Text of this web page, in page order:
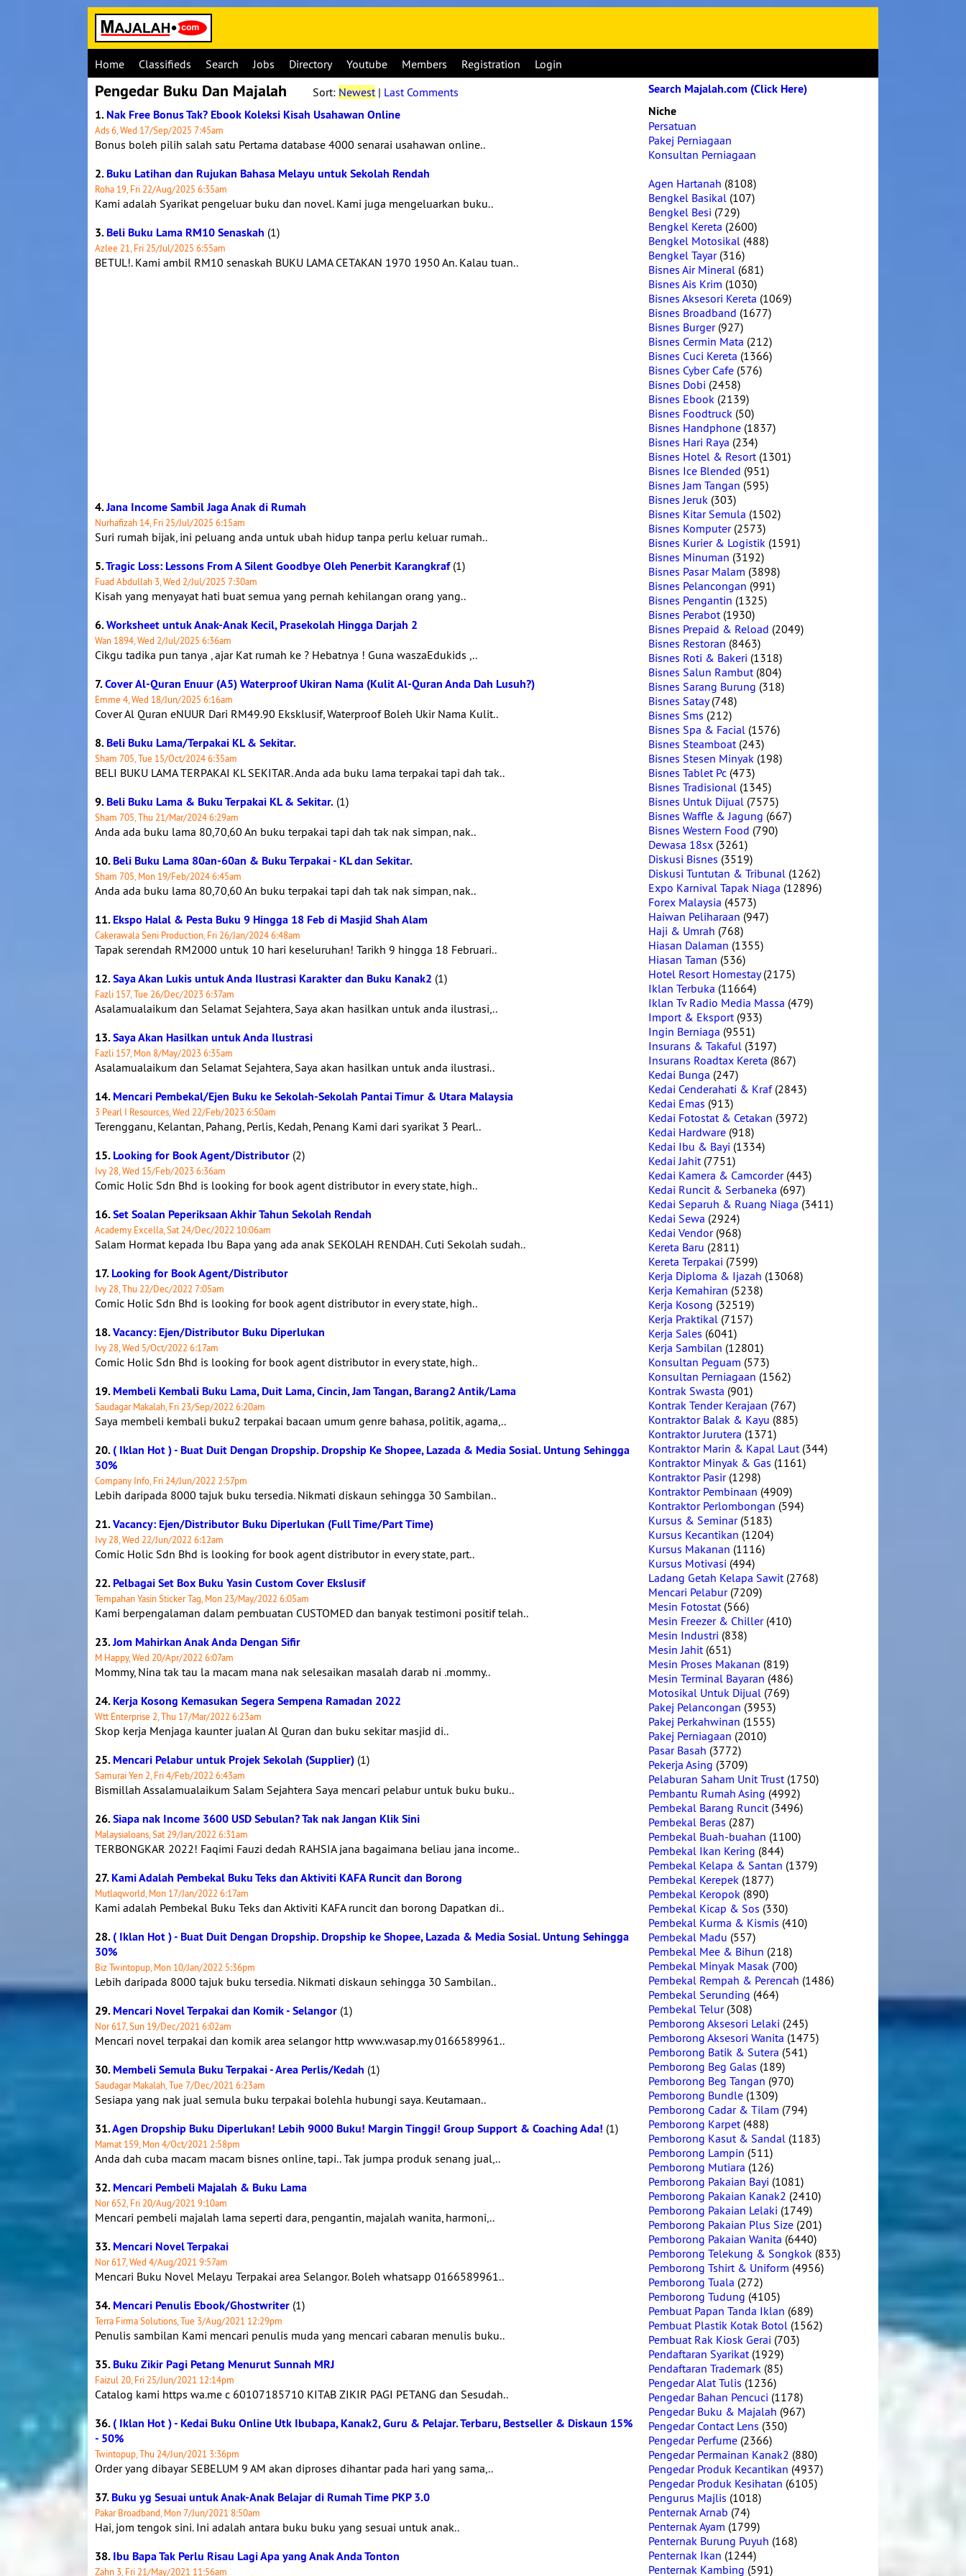
Home Classifieds Search Jobs Directory Youtube Members Registration Login
Pengedar Buku Dan Majalah Sort: Newest| Last Comments
1.Nak Free Bonus Tak? Ebook Koleksi Kisah Usahawan Online
Ads 6, Wed 17/Sep/2025 7:45am
Bonus boleh pilih salah satu Pertama database 4000 senarai usahawan online..
2.Buku Latihan dan Rujukan Bahasa Melayu untuk Sekolah Rendah
Roha 19, Fri 22/Aug/2025 6:35am
Kami adalah Syarikat pengeluar buku dan novel. Kami juga mengeluarkan buku..
3.Beli Buku Lama RM10 Senaskah (1)
Azlee 21, Fri 25/Jul/2025 6:55am
BETUL!. Kami ambil RM10 senaskah BUKU LAMA CETAKAN 1970 1950 An. Kalau tuan..
4.Jana Income Sambil Jaga Anak di Rumah
Nurhafizah 14, Fri 25/Jul/2025 6:15am
Suri rumah bijak, ini peluang anda untuk ubah hidup tanpa perlu keluar rumah..
5.Tragic Loss: Lessons From A Silent Goodbye Oleh Penerbit Karangkraf(1)
Fuad Abdullah 3, Wed 2/Jul/2025 7:30am
Kisah yang menyayat hati buat semua yang pernah kehilangan orang yang..
6.Worksheet untuk Anak-Anak Kecil, Prasekolah Hingga Darjah 2
Wan 1894, Wed 2/Jul/2025 6:36am
Cikgu tadika pun tanya , ajar Kat rumah ke ? Hebatnya ! Guna waszaEdukids ,..
7.Cover Al-Quran Enuur (A5) Waterproof Ukiran Nama (Kulit Al-Quran Anda Dah Lusuh?)
Emme 4, Wed 18/Jun/2025 6:16am
Cover Al Quran eNUUR Dari RM49.90 Eksklusif, Waterproof Boleh Ukir Nama Kulit..
8.Beli Buku Lama/Terpakai KL & Sekitar.
Sham 705, Tue 15/Oct/2024 6:35am
BELI BUKU LAMA TERPAKAI KL SEKITAR. Anda ada buku lama terpakai tapi dah tak..
9.Beli Buku Lama & Buku Terpakai KL & Sekitar. (1)
Sham 705, Thu 21/Mar/2024 6:29am
Anda ada buku lama 80,70,60 An buku terpakai tapi dah tak nak simpan, nak..
10.Beli Buku Lama 80an-60an & Buku Terpakai - KL dan Sekitar.
Sham 705, Mon 19/Feb/2024 6:45am
Anda ada buku lama 80,70,60 An buku terpakai tapi dah tak nak simpan, nak..
11.Ekspo Halal & Pesta Buku 9 Hingga 18 Feb di Masjid Shah Alam
Cakerawala Seni Production, Fri 26/Jan/2024 6:48am
Tapak serendah RM2000 untuk 10 hari keseluruhan! Tarikh 9 hingga 18 Februari..
12.Saya Akan Lukis untuk Anda Ilustrasi Karakter dan Buku Kanak2 (1)
Fazli 157, Tue 26/Dec/2023 6:37am
Asalamualaikum dan Selamat Sejahtera, Saya akan hasilkan untuk anda ilustrasi,..
13.Saya Akan Hasilkan untuk Anda Ilustrasi
Fazli 157, Mon 8/May/2023 6:35am
Asalamualaikum dan Selamat Sejahtera, Saya akan hasilkan untuk anda ilustrasi..
14.Mencari Pembekal/Ejen Buku ke Sekolah-Sekolah Pantai Timur & Utara Malaysia
3 Pearl I Resources, Wed 22/Feb/2023 6:50am
Terengganu, Kelantan, Pahang, Perlis, Kedah, Penang Kami dari syarikat 3 Pearl..
15.Looking for Book Agent/Distributor (2)
Ivy 28, Wed 15/Feb/2023 6:36am
Comic Holic Sdn Bhd is looking for book agent distributor in every state, high..
16.Set Soalan Peperiksaan Akhir Tahun Sekolah Rendah
Academy Excella, Sat 24/Dec/2022 10:06am
Salam Hormat kepada Ibu Bapa yang ada anak SEKOLAH RENDAH. Cuti Sekolah sudah..
17.Looking for Book Agent/Distributor
Ivy 28, Thu 22/Dec/2022 7:05am
Comic Holic Sdn Bhd is looking for book agent distributor in every state, high..
18.Vacancy: Ejen/Distributor Buku Diperlukan
Ivy 28, Wed 5/Oct/2022 6:17am
Comic Holic Sdn Bhd is looking for book agent distributor in every state, high..
19.Membeli Kembali Buku Lama, Duit Lama, Cincin, Jam Tangan, Barang2 Antik/Lama
Saudagar Makalah, Fri 23/Sep/2022 6:20am
Saya membeli kembali buku2 terpakai bacaan umum genre bahasa, politik, agama,..
20.( Iklan Hot ) - Buat Duit Dengan Dropship. Dropship Ke Shopee, Lazada & Media Sosial. Untung Sehingga
30%
Company Info, Fri 24/Jun/2022 2:57pm
Lebih daripada 8000 tajuk buku tersedia. Nikmati diskaun sehingga 30 Sambilan..
21.Vacancy: Ejen/Distributor Buku Diperlukan (Full Time/Part Time)
Ivy 28, Wed 22/Jun/2022 6:12am
Comic Holic Sdn Bhd is looking for book agent distributor in every state, part..
22.Pelbagai Set Box Buku Yasin Custom Cover Ekslusif
Tempahan Yasin Sticker Tag, Mon 23/May/2022 6:05am
Kami berpengalaman dalam pembuatan CUSTOMED dan banyak testimoni positif telah..
23.Jom Mahirkan Anak Anda Dengan Sifir
M Happy, Wed 20/Apr/2022 6:07am
Mommy, Nina tak tau la macam mana nak selesaikan masalah darab ni .mommy..
24.Kerja Kosong Kemasukan Segera Sempena Ramadan 2022
Wtt Enterprise 2, Thu 17/Mar/2022 6:23am
Skop kerja Menjaga kaunter jualan Al Quran dan buku sekitar masjid di..
25.Mencari Pelabur untuk Projek Sekolah (Supplier) (1)
Samurai Yen 2, Fri 4/Feb/2022 6:43am
Bismillah Assalamualaikum Salam Sejahtera Saya mencari pelabur untuk buku buku..
26.Siapa nak Income 3600 USD Sebulan? Tak nak Jangan Klik Sini
Malaysialoans, Sat 29/Jan/2022 6:31am
TERBONGKAR 2022! Faqimi Fauzi dedah RAHSIA jana bagaimana beliau jana income..
27.Kami Adalah Pembekal Buku Teks dan Aktiviti KAFA Runcit dan Borong
Mutlaqworld, Mon 17/Jan/2022 6:17am
Kami adalah Pembekal Buku Teks dan Aktiviti KAFA runcit dan borong Dapatkan di..
28.( Iklan Hot ) - Buat Duit Dengan Dropship. Dropship ke Shopee, Lazada & Media Sosial. Untung Sehingga
30%
Biz Twintopup, Mon 10/Jan/2022 5:36pm
Lebih daripada 8000 tajuk buku tersedia. Nikmati diskaun sehingga 30 Sambilan..
29.Mencari Novel Terpakai dan Komik - Selangor (1)
Nor 617, Sun 19/Dec/2021 6:02am
Mencari novel terpakai dan komik area selangor http www.wasap.my 0166589961..
30.Membeli Semula Buku Terpakai - Area Perlis/Kedah (1)
Saudagar Makalah, Tue 7/Dec/2021 6:23am
Sesiapa yang nak jual semula buku terpakai bolehla hubungi saya. Keutamaan..
31.Agen Dropship Buku Diperlukan! Lebih 9000 Buku! Margin Tinggi! Group Support & Coaching Ada! (1)
Mamat 159, Mon 4/Oct/2021 2:58pm
Anda dah cuba macam macam bisnes online, tapi.. Tak jumpa produk senang jual,..
32.Mencari Pembeli Majalah & Buku Lama
Nor 652, Fri 20/Aug/2021 9:10am
Mencari pembeli majalah lama seperti dara, pengantin, majalah wanita, harmoni,..
33.Mencari Novel Terpakai
Nor 617, Wed 4/Aug/2021 9:57am
Mencari Buku Novel Melayu Terpakai area Selangor. Boleh whatsapp 0166589961..
34.Mencari Penulis Ebook/Ghostwriter (1)
Terra Firma Solutions, Tue 3/Aug/2021 12:29pm
Penulis sambilan Kami mencari penulis muda yang mencari cabaran menulis buku..
35.Buku Zikir Pagi Petang Menurut Sunnah MRJ
Faizul 20, Fri 25/Jun/2021 12:14pm
Catalog kami https wa.me c 60107185710 KITAB ZIKIR PAGI PETANG dan Sesudah..
36.( Iklan Hot ) - Kedai Buku Online Utk Ibubapa, Kanak2, Guru & Pelajar. Terbaru, Bestseller & Diskaun 15%
- 50%
Twintopup, Thu 24/Jun/2021 3:36pm
Order yang dibayar SEBELUM 9 AM akan diproses dihantar pada hari yang sama,..
37.Buku yg Sesuai untuk Anak-Anak Belajar di Rumah Time PKP 3.0
Pakar Broadband, Mon 7/Jun/2021 8:50am
Hai, jom tengok sini. Ini adalah antara buku buku yang sesuai untuk anak..
38.Ibu Bapa Tak Perlu Risau Lagi Apa yang Anak Anda Tonton
Zahn 3, Fri 21/May/2021 11:56am
Search Majalah.com (Click Here)
Niche
Persatuan
Pakej Perniagaan
Konsultan Perniagaan
Agen Hartanah (8108)
Bengkel Basikal (107)
Bengkel Besi (729)
Bengkel Kereta (2600)
Bengkel Motosikal (488)
Bengkel Tayar(316)
Bisnes Air Mineral (681)
Bisnes Ais Krim (1030)
Bisnes Aksesori Kereta (1069)
Bisnes Broadband (1677)
Bisnes Burger(927)
Bisnes Cermin Mata (212)
Bisnes Cuci Kereta (1366)
Bisnes Cyber Cafe (576)
Bisnes Dobi (2458)
Bisnes Ebook (2139)
Bisnes Foodtruck (50)
Bisnes Handphone (1837)
Bisnes Hari Raya (234)
Bisnes Hotel & Resort(1301)
Bisnes Ice Blended (951)
Bisnes Jam Tangan (595)
Bisnes Jeruk (303)
Bisnes Kitar Semula (1502)
Bisnes Komputer(2573)
Bisnes Kurier & Logistik (1591)
Bisnes Minuman (3192)
Bisnes Pasar Malam (3898)
Bisnes Pelancongan (991)
Bisnes Pengantin (1325)
Bisnes Perabot(1930)
Bisnes Prepaid & Reload (2049)
Bisnes Restoran (8463)
Bisnes Roti & Bakeri (1318)
Bisnes Salun Rambut(804)
Bisnes Sarang Burung (318)
Bisnes Satay(748)
Bisnes Sms (212)
Bisnes Spa & Facial (1576)
Bisnes Steamboat(243)
Bisnes Stesen Minyak (198)
Bisnes Tablet Pc (473)
Bisnes Tradisional (1345)
Bisnes Untuk Dijual (7575)
Bisnes Waffle & Jagung (667)
Bisnes Western Food (790)
Dewasa 18sx (3261)
Diskusi Bisnes (3519)
Diskusi Tuntutan & Tribunal (1262)
Expo Karnival Tapak Niaga (12896)
Forex Malaysia (4573)
Haiwan Peliharaan (947)
Haji & Umrah (768)
Hiasan Dalaman (1355)
Hiasan Taman (536)
Hotel Resort Homestay(2175)
Iklan Terbuka (11664)
Iklan Tv Radio Media Massa (479)
Import & Eksport(933)
Ingin Berniaga (9551)
Insurans & Takaful (3197)
Insurans Roadtax Kereta (867)
Kedai Bunga (247)
Kedai Cenderahati & Kraf(2843)
Kedai Emas (913)
Kedai Fotostat & Cetakan (3972)
Kedai Hardware (918)
Kedai Ibu & Bayi (1334)
Kedai Jahit(7751)
Kedai Kamera & Camcorder(443)
Kedai Runcit & Serbaneka (697)
Kedai Separuh & Ruang Niaga (3411)
Kedai Sewa (2924)
Kedai Vendor(968)
Kereta Baru (2811)
Kereta Terpakai (7599)
Kerja Diploma & Ijazah (13068)
Kerja Kemahiran (5238)
Kerja Kosong (32519)
Kerja Praktikal (7157)
Kerja Sales (6041)
Kerja Sambilan (12801)
Konsultan Peguam (573)
Konsultan Perniagaan (1562)
Kontrak Swasta (901)
Kontrak Tender Kerajaan (767)
Kontraktor Balak & Kayu (885)
Kontraktor Jurutera (1371)
Kontraktor Marin & Kapal Laut(344)
Kontraktor Minyak & Gas (1161)
Kontraktor Pasir(1298)
Kontraktor Pembinaan (4909)
Kontraktor Perlombongan (594)
Kursus & Seminar(5183)
Kursus Kecantikan (1204)
Kursus Makanan (1116)
Kursus Motivasi (494)
Ladang Getah Kelapa Sawit(2768)
Mencari Pelabur(7209)
Mesin Fotostat(566)
Mesin Freezer & Chiller(410)
Mesin Industri (838)
Mesin Jahit(651)
Mesin Proses Makanan (819)
Mesin Terminal Bayaran (486)
Motosikal Untuk Dijual (769)
Pakej Pelancongan (3953)
Pakej Perkahwinan (1555)
Pakej Perniagaan (2010)
Pasar Basah (3772)
Pekerja Asing (3709)
Pelaburan Saham Unit Trust(1750)
Pembantu Rumah Asing (4992)
Pembekal Barang Runcit(3496)
Pembekal Beras (287)
Pembekal Buah-buahan (1100)
Pembekal Ikan Kering (844)
Pembekal Kelapa & Santan (1379)
Pembekal Kerepek (1877)
Pembekal Keropok (890)
Pembekal Kicap & Sos (330)
Pembekal Kurma & Kismis (410)
Pembekal Madu (557)
Pembekal Mee & Bihun (218)
Pembekal Minyak Masak (700)
Pembekal Rempah & Perencah (1486)
Pembekal Serunding (464)
Pembekal Telur(308)
Pemborong Aksesori Lelaki (245)
Pemborong Aksesori Wanita (1475)
Pemborong Batik & Sutera (541)
Pemborong Beg Galas (189)
Pemborong Beg Tangan (970)
Pemborong Bundle (1309)
Pemborong Cadar & Tilam (794)
Pemborong Karpet(488)
Pemborong Kasut & Sandal (1183)
Pemborong Lampin (511)
Pemborong Mutiara (126)
Pemborong Pakaian Bayi (1081)
Pemborong Pakaian Kanak2 (2410)
Pemborong Pakaian Lelaki (1749)
Pemborong Pakaian Plus Size (201)
Pemborong Pakaian Wanita (6440)
Pemborong Telekung & Songkok (833)
Pemborong Tshirt & Uniform (4956)
Pemborong Tuala (272)
Pemborong Tudung (4105)
Pembuat Papan Tanda Iklan (689)
Pembuat Plastik Kotak Botol (1562)
Pembuat Rak Kiosk Gerai (703)
Pendaftaran Syarikat(1929)
Pendaftaran Trademark (85)
Pengedar Alat Tulis (1236)
Pengedar Bahan Pencuci (1178)
Pengedar Buku & Majalah (967)
Pengedar Contact Lens (350)
Pengedar Perfume (2366)
Pengedar Permainan Kanak2 (880)
Pengedar Produk Kecantikan (4937)
Pengedar Produk Kesihatan (6105)
Pengurus Majlis (1018)
Penternak Arnab (74)
Penternak Ayam (1799)
Penternak Burung Puyuh (168)
Penternak Ikan (1244)
Penternak Kambing (591)